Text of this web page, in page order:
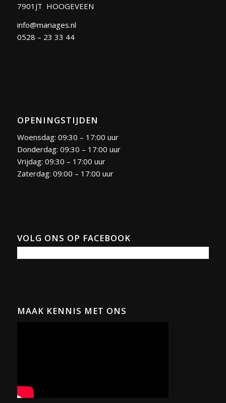
7901JT HOOGEVEEN
info@mariages.nl
0528 – 23 33 44
OPENINGSTIJDEN
Woensdag: 09:30 – 17:00 uur
Donderdag: 09:30 – 17:00 uur
Vrijdag: 09:30 – 17:00 uur
Zaterdag: 09:00 – 17:00 uur
VOLG ONS OP FACEBOOK
MAAK KENNIS MET ONS